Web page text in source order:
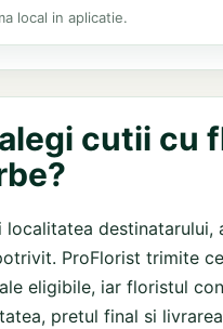
local in aplicatie.
cutii cu
localitatea destinatarului,
ProFlorist trimite
eligibile, iar floristul
pretul final si